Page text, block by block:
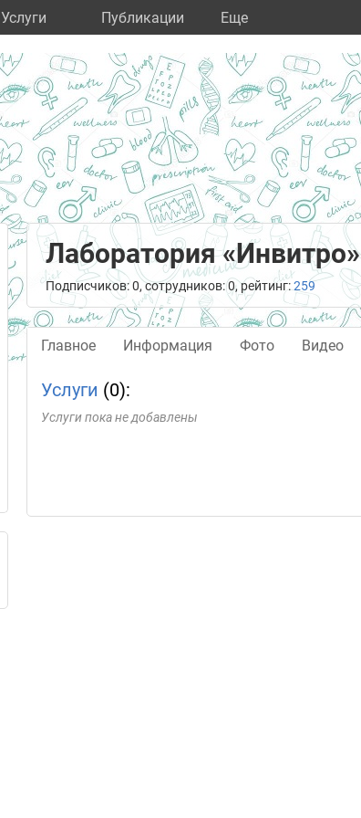
Услуги Публикации Eще
Лаборатория «Инвитро»
Подписчиков: 0, сотрудников: 0, рейтинг:259
Главное Информация Фото Видео
Услуги (0):
Услуги пока не добавлены